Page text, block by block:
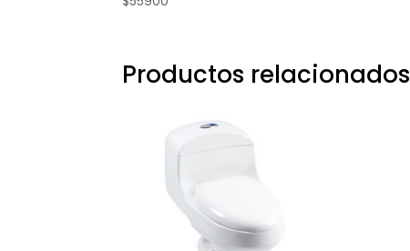
Productos relacionados